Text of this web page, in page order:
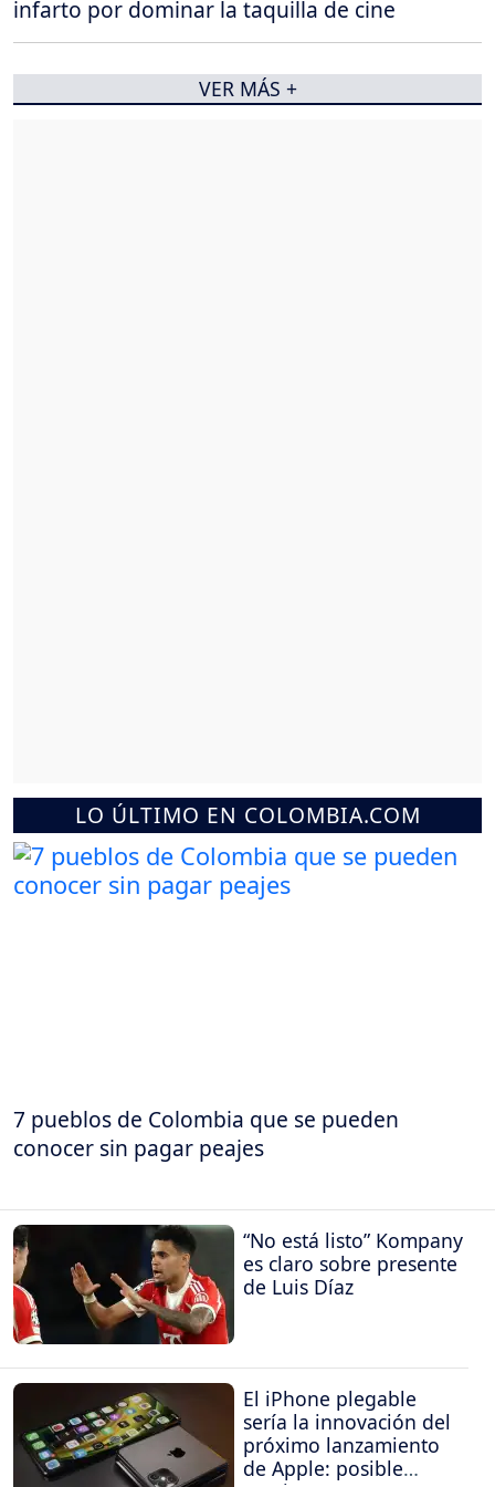
LO ÚLTIMO EN COLOMBIA.COM
7 pueblos de Colombia que se pueden
conocer sin pagar peajes
“No está listo” Kompany
es claro sobre presente
de Luis Díaz
El iPhone plegable
sería la innovación del
próximo lanzamiento
de Apple: posible
infarto por dominar la taquilla de cine
VER MÁS +